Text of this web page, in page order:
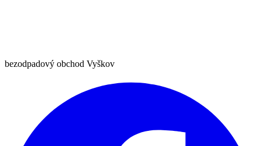
bezodpadový obchod Vyškov